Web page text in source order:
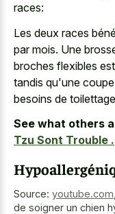
races:
Les deux races
par mois. Une
broches flexibles
tandis qu'une
besoins de
See what others
Tzu Sont Trouble .
Source: youtube.com
de soigner un chien